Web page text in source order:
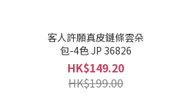
客人許願真皮鏈條雲朵
包-4色 JP 36826
HK$149.20
HK$199.00